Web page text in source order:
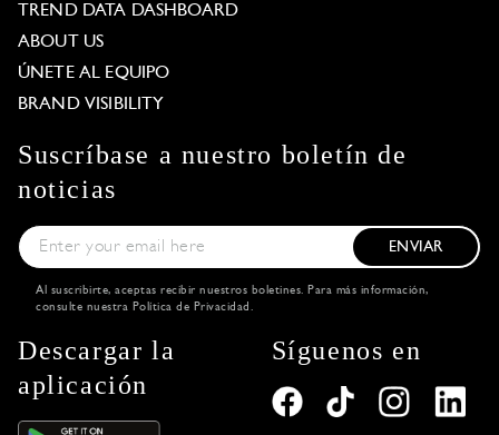
TREND DATA DASHBOARD
ABOUT US
ÚNETE AL EQUIPO
BRAND VISIBILITY
Suscríbase a nuestro boletín de
noticias
ENVIAR
Al suscribirte, aceptas recibir nuestros boletines. Para más información,
consulte nuestra Política de Privacidad .
Descargar la
aplicación
Síguenos en